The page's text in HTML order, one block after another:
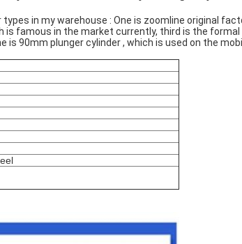
in my warehouse : One is zoomline original
is famous in the market currently, third is the
90mm plunger cylinder , which is used on the